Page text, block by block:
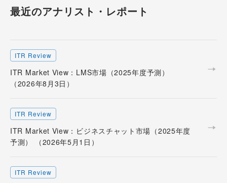
最近のアナリスト・ レポート
ITR Review
ITR Market View：LMS市場（2025年度予測）
（2026年8月3日）
ITR Review
ITR Market View：ビジネスチャット市場（2025年度
予測） （2026年5月1日）
ITR Review